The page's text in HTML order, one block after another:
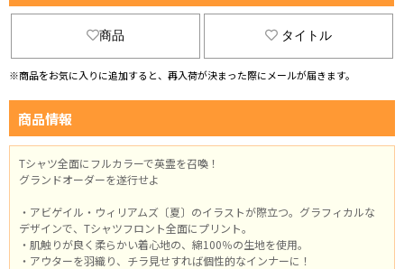
商品 タイトル
※商品をお気に入りに追加すると、再入荷が決まった際にメールが届きます。
商品情報
Tシャツ全面にフルカラーで英霊を召喚！
グランドオーダーを遂行せよ
・アビゲイル・ウィリアムズ〔夏〕のイラストが際立つ。グラフィカルな
デザインで、Tシャツフロント全面にプリント。
・肌触りが良く柔らかい着心地の、綿100％の生地を使用。
・アウターを羽織り、チラ見せすれば個性的なインナーに！